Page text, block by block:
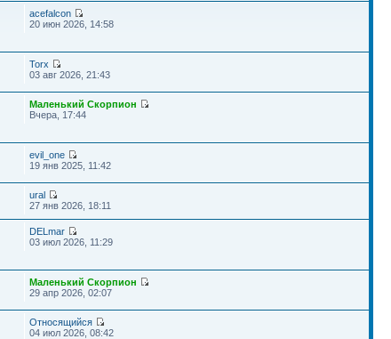
acefalcon
20 июн 2026, 14:58
Torx
03 авг 2026, 21:43
Маленький Скорпион
Вчера, 17:44
evil_one
19 янв 2025, 11:42
ural
27 янв 2026, 18:11
DELmar
03 июл 2026, 11:29
Маленький Скорпион
29 апр 2026, 02:07
Относящийся
04 июл 2026, 08:42